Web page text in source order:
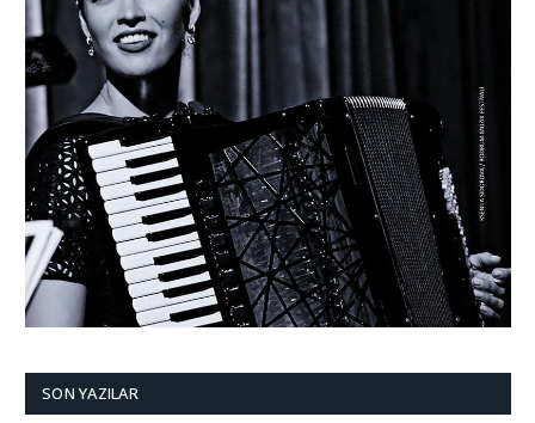
SON YAZILAR